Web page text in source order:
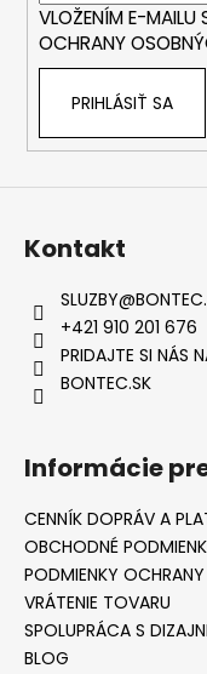
á
?
O
d
o
ú
č
a
m
e
VLOŽENÍM E-MAILU
OCHRANY
PRIHLÁSIŤ SA
Kontakt
SLUZBY@
+421 910 201 676
PRIDAJTE SI NÁS
BONTEC.SK
Informácie
CENNÍK DOPRÁV A
OBCHODNÉ
PODMIENKY
VRÁTENIE TOVARU
SPOLUPRÁCA S
BLOG